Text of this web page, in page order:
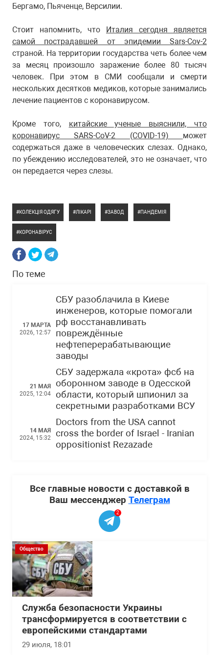
Бергамо, Пьяченце, Версилии.
Стоит напомнить, что Италия сегодня является
самой пострадавшей от эпидемии Sars-Cov-2
страной. На территории государства четь более чем
за месяц произошло заражение более 80 тысяч
человек. При этом в СМИ сообщали и смерти
нескольких десятков медиков, которые занимались
лечение пациентов с коронавирусом.
Кроме того, китайские ученые выяснили, что
коронавирус SARS-CoV-2 (COVID-19) может
содержаться даже в человеческих слезах. Однако,
по убеждению исследователей, это не означает, что
он передается через слезы.
КОЛЕКЦІЯ ОДЯГУ ЛІКАРІ ЗАВОД ПАНДЕМІЯ
КОРОНАВІРУС
По теме
17 МАРТА
2026, 12:57
СБУ разоблачила в Киеве
инженеров, которые помогали
рф восстанавливать
повреждённые
нефтеперерабатывающие
заводы
21 МАЯ
2025, 12:04
СБУ задержала «крота» фсб на
оборонном заводе в Одесской
области, который шпионил за
секретными разработками ВСУ
14 МАЯ
2024, 15:32
Doctors from the USA cannot
cross the border of Israel - Iranian
oppositionist Rezazade
Все главные новости с доставкой в
Ваш мессенджер Телеграм
2
Общество
Служба безопасности Украины
трансформируется в соответствии с
европейскими стандартами
29 июля, 18:01